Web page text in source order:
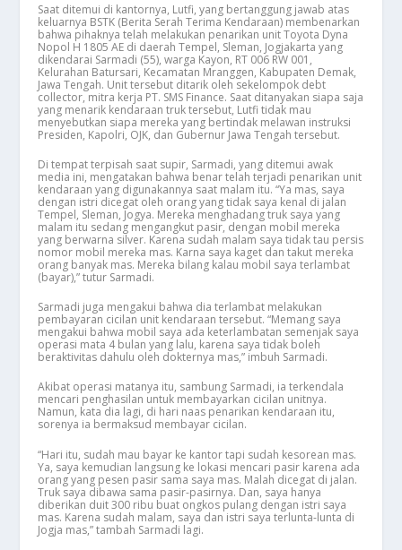
Saat ditemui di kantornya, Lutfi, yang bertanggung jawab atas
keluarnya BSTK (Berita Serah Terima Kendaraan) membenarkan
bahwa pihaknya telah melakukan penarikan unit Toyota Dyna
Nopol H 1805 AE di daerah Tempel, Sleman, Jogjakarta yang
dikendarai Sarmadi (55), warga Kayon, RT 006 RW 001,
Kelurahan Batursari, Kecamatan Mranggen, Kabupaten Demak,
Jawa Tengah. Unit tersebut ditarik oleh sekelompok debt
collector, mitra kerja PT. SMS Finance. Saat ditanyakan siapa saja
yang menarik kendaraan truk tersebut, Lutfi tidak mau
menyebutkan siapa mereka yang bertindak melawan instruksi
Presiden, Kapolri, OJK, dan Gubernur Jawa Tengah tersebut.
Di tempat terpisah saat supir, Sarmadi, yang ditemui awak
media ini, mengatakan bahwa benar telah terjadi penarikan unit
kendaraan yang digunakannya saat malam itu. “Ya mas, saya
dengan istri dicegat oleh orang yang tidak saya kenal di jalan
Tempel, Sleman, Jogya. Mereka menghadang truk saya yang
malam itu sedang mengangkut pasir, dengan mobil mereka
yang berwarna silver. Karena sudah malam saya tidak tau persis
nomor mobil mereka mas. Karna saya kaget dan takut mereka
orang banyak mas. Mereka bilang kalau mobil saya terlambat
(bayar),” tutur Sarmadi.
Sarmadi juga mengakui bahwa dia terlambat melakukan
pembayaran cicilan unit kendaraan tersebut. “Memang saya
mengakui bahwa mobil saya ada keterlambatan semenjak saya
operasi mata 4 bulan yang lalu, karena saya tidak boleh
beraktivitas dahulu oleh dokternya mas,” imbuh Sarmadi.
Akibat operasi matanya itu, sambung Sarmadi, ia terkendala
mencari penghasilan untuk membayarkan cicilan unitnya.
Namun, kata dia lagi, di hari naas penarikan kendaraan itu,
sorenya ia bermaksud membayar cicilan.
“Hari itu, sudah mau bayar ke kantor tapi sudah kesorean mas.
Ya, saya kemudian langsung ke lokasi mencari pasir karena ada
orang yang pesen pasir sama saya mas. Malah dicegat di jalan.
Truk saya dibawa sama pasir-pasirnya. Dan, saya hanya
diberikan duit 300 ribu buat ongkos pulang dengan istri saya
mas. Karena sudah malam, saya dan istri saya terlunta-lunta di
Jogja mas,” tambah Sarmadi lagi.